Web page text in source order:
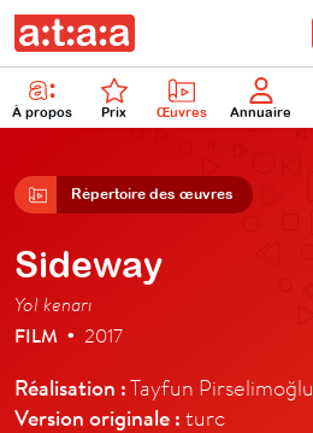
À propos Prix Œuvres Annuaire
Répertoire des œuvres
Sideway
Yol kenarı
FILM • 2017
Réalisation :Tayfun Pirselimoğlu
Version originale : turc